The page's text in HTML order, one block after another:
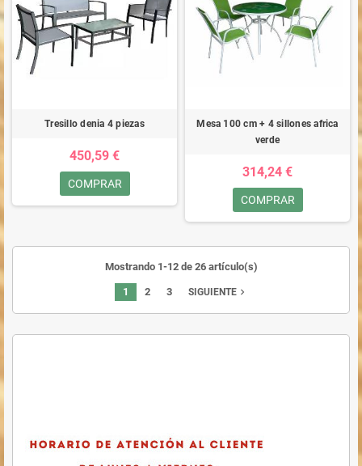
Tresillo denia 4 piezas
450,59 €
COMPRAR
Mesa 100 cm + 4 sillones africa
verde
314,24 €
COMPRAR
Mostrando 1-12 de 26 artículo(s)
1 2 3 SIGUIENTEnavigate_next